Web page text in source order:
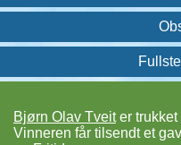
Bjørn Olav Tveiter trukket
Vinneren får til­sendt et